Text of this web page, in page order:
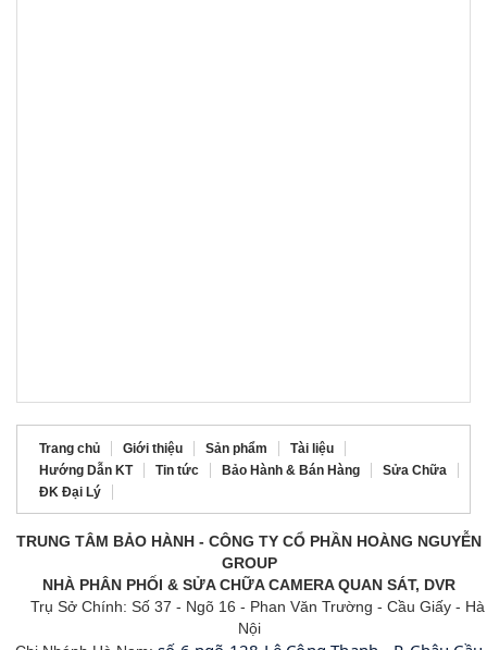
Trang chủ Giới thiệu Sản phẩm
Tài liệu
Hướng Dẫn KT
Tin tức Bảo Hành & Bán Hàng
Sửa Chữa
ĐK Đại Lý
TRUNG TÂM BẢO HÀNH - CÔNG TY CỔ PHẦN HOÀNG NGUYỄN
GROUP
NHÀ PHÂN PHỐI & SỬA CHỮA CAMERA QUAN SÁT, DVR
Trụ Sở Chính: Số 37 - Ngõ 16 - Phan Văn Trường - Cầu Giấy - Hà
Nội